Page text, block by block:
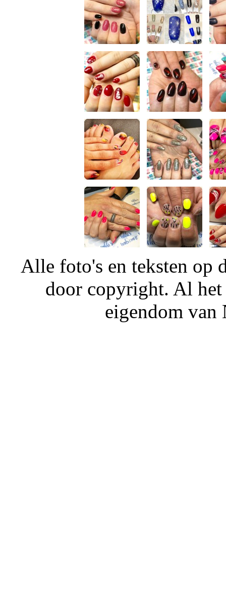
Alle foto's en teksten op
door copyright. Al het
eigendom